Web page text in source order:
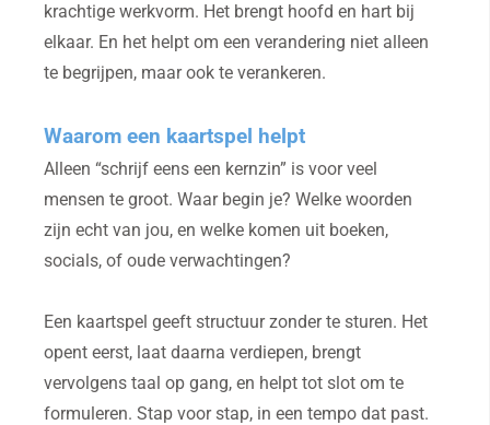
krachtige werkvorm. Het brengt hoofd en hart bij
elkaar. En het helpt om een verandering niet alleen
te begrijpen, maar ook te verankeren.
Waarom een kaartspel helpt
Alleen “schrijf eens een kernzin” is voor veel
mensen te groot. Waar begin je? Welke woorden
zijn echt van jou, en welke komen uit boeken,
socials, of oude verwachtingen?
Een kaartspel geeft structuur zonder te sturen. Het
opent eerst, laat daarna verdiepen, brengt
vervolgens taal op gang, en helpt tot slot om te
formuleren. Stap voor stap, in een tempo dat past.